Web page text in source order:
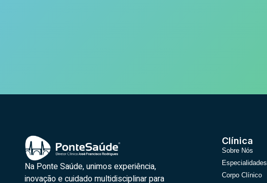
Na Ponte Saúde, unimos experiência,
inovação e cuidado multidisciplinar para
Clínica
Sobre Nós
Especialidades
Corpo Clínico